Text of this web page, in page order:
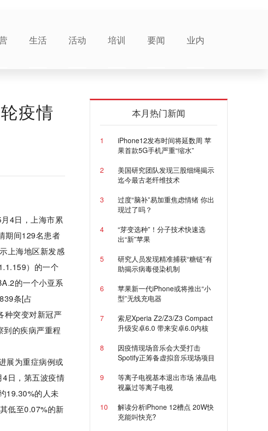
生活 活动 培训 要闻 业内
疫情
4日，上海市累
期间129名患者
上海地区新发感
）的一个
的一个小亚系
条[占
种突变对新冠严
到的疾病严重程
展为重症病例或
日，第五波疫情
19.30%的人未
低至0.07%的新
本月热门新闻
1
iPhone12发布时间将延数周 苹
果首款5G手机严重“缩水”
2
美国研究团队发现三股细绳揭示
迄今最古老纤维技术
3
过度“脑补”易加重焦虑情绪 你出
现过了吗？
4
“芽变选种”！分子技术快速选
出“新”苹果
5
研究人员发现精准捕获“糖链”有
助揭示病毒侵染机制
6
苹果新一代iPhone或将推出“小
型”无线充电器
7
索尼Xperia Z2/Z3/Z3 Compact
升级安卓6.0 带来安卓6.0内核
8
因疫情现场音乐会大受打击
Spotify正筹备虚拟音乐现场项目
9
等离子电视基本退出市场 液晶电
视赢过等离子电视
10
解读分析iPhone 12槽点 20W快
充能叫快充?